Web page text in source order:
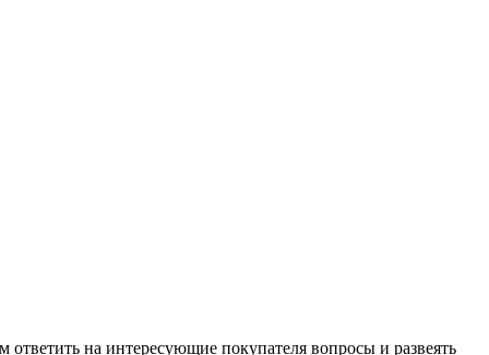
на интересующие покупателя вопросы и развеять